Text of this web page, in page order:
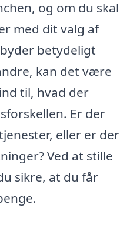
og om du skal
med dit valg af
betydeligt
kan det være
til, hvad der
Er der
eller er der
Ved at stille
sikre, at du får